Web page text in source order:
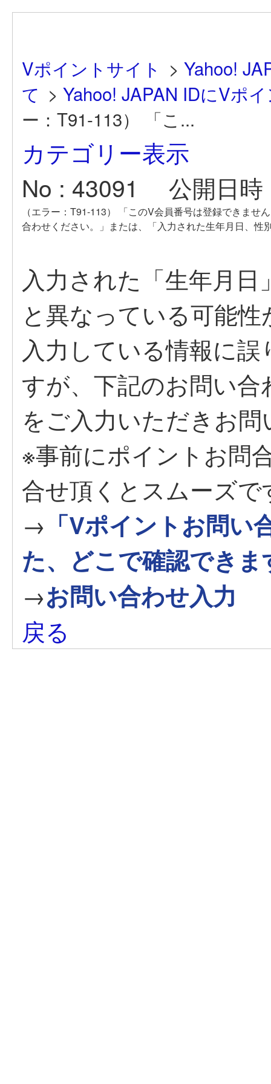
Vポイントサイト > Yahoo!
て > Yahoo! JAPAN IDにVポ
ー：T91-113） 「こ...
カテゴリー表示
No : 43091
公開日
（エラー：T91-113） 「このV会員番号は登録できま
合わせください。」または、「入力された生年月日、
入力された「生年月
と異なっている可能
入力している情報に
すが、下記のお問い
をご入力いただきお
※事前にポイントお問
合せ頂くとスムーズで
→ 「Vポイントお問
た、どこで確認できま
→お問い合わせ入力
戻る